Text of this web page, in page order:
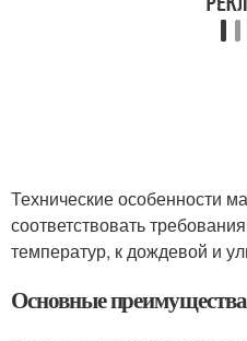
Технические особенности
соответствовать
температур, к дождевой и
Основные преимущества